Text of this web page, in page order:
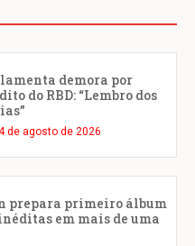
demora por
do RBD: “Lembro dos
de agosto de 2026
prepara primeiro álbum
em mais de uma